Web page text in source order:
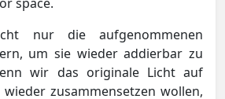
nur die aufgenommenen
um sie wieder addierbar zu
wir das originale Licht auf
zusammensetzen wollen,